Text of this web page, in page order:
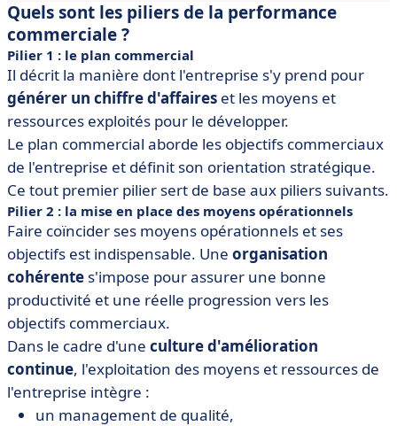
Quels sont les piliers de la performance
commerciale ?
Pilier 1 : le plan commercial
Il décrit la manière dont l'entreprise s'y prend pour
générer un chiffre d'affaires et les moyens et
ressources exploités pour le développer.
Le plan commercial aborde les objectifs commerciaux
de l'entreprise et définit son orientation stratégique.
Ce tout premier pilier sert de base aux piliers suivants.
Pilier 2 : la mise en place des moyens opérationnels
Faire coïncider ses moyens opérationnels et ses
objectifs est indispensable. Une organisation
cohérente s'impose pour assurer une bonne
productivité et une réelle progression vers les
objectifs commerciaux.
Dans le cadre d'une culture d'amélioration
continue, l'exploitation des moyens et ressources de
l'entreprise intègre :
un management de qualité,